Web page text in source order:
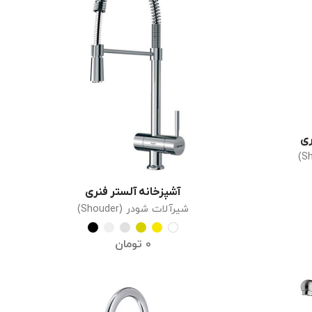
انتخاب گزینه ها
آشپزخانه آلستر فنری
شیرآلات شودر (Shouder)
0 تومان